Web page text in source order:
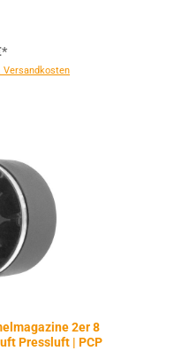
Versandkosten
2er 8
Pressluft | PCP